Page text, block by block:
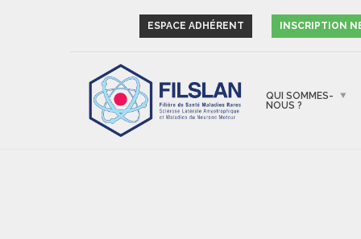
ESPACE ADHÉRENT INSCRIPTION
QUI SOMMES-
NOUS ?